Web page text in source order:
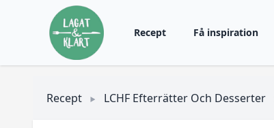
Recept Få inspiration
Recept LCHF Efterrätter Och Desserter